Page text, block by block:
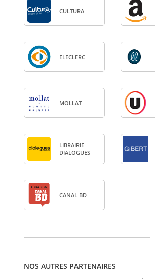
CULTURA
ELE­CLERC
MOL­LAT
LIBRAI­RIE
DIA­LOGUES
CANAL BD
NOS AUTRES PARTENAIRES